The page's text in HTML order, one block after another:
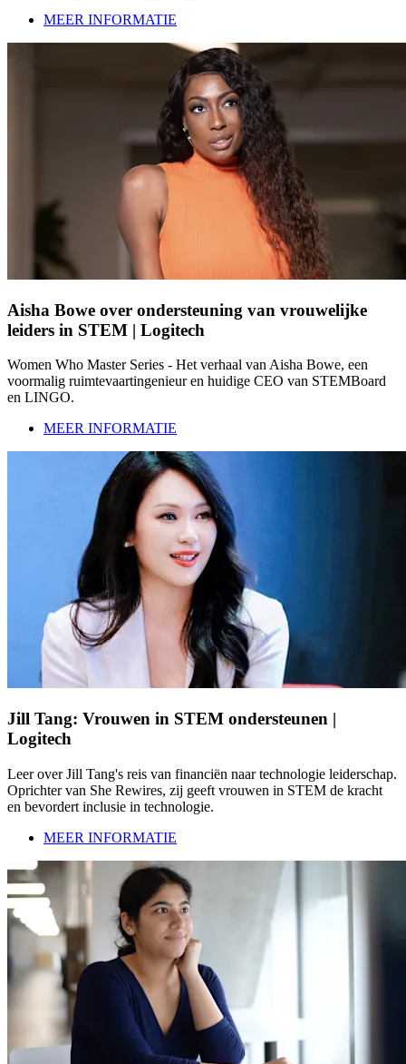
MEER INFORMATIE
Aisha Bowe over ondersteuning van vrouwelijke
leiders in STEM | Logitech
Women Who Master Series - Het verhaal van Aisha Bowe, een
voormalig ruimtevaartingenieur en huidige CEO van STEMBoard
en LINGO.
MEER INFORMATIE
Jill Tang: Vrouwen in STEM ondersteunen |
Logitech
Leer over Jill Tang's reis van financiën naar technologie leiderschap.
Oprichter van She Rewires, zij geeft vrouwen in STEM de kracht
en bevordert inclusie in technologie.
MEER INFORMATIE